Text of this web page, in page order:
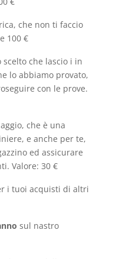
che non ti faccio
100 €
che lascio i in
lo abbiamo provato,
con le prove.
che è una
e anche per te,
ed assicurare
Valore: 30 €
i tuoi acquisti di altri
sul nastro